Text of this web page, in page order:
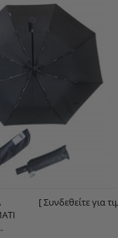
[ Συνδεθείτε για